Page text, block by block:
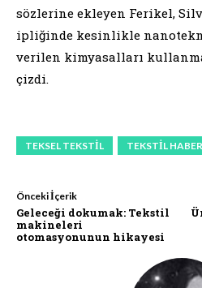
sözlerine ekleyen Ferikel,
ipliğinde kesinlikle
verilen kimyasalları
çizdi.
TEKSEL TEKSTIL TEKSTIL
Önceki İçerik
Geleceği dokumak: Tekstil
makineleri
otomasyonunun hikayesi